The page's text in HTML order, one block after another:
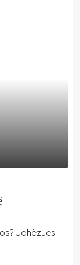
Udhëzues